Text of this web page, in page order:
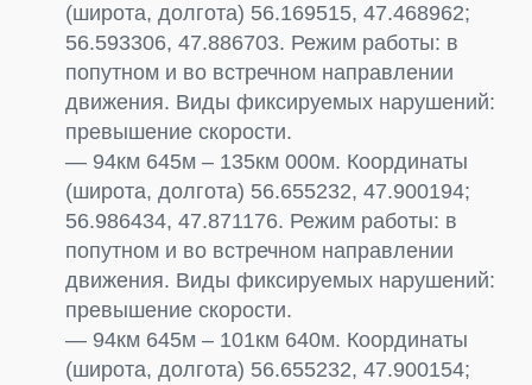
(широта, долгота) 56.169515, 47.468962;
56.593306, 47.886703. Режим работы: в
попутном и во встречном направлении
движения. Виды фиксируемых нарушений:
превышение скорости.
— 94км 645м – 135км 000м. Координаты
(широта, долгота) 56.655232, 47.900194;
56.986434, 47.871176. Режим работы: в
попутном и во встречном направлении
движения. Виды фиксируемых нарушений:
превышение скорости.
— 94км 645м – 101км 640м. Координаты
(широта, долгота) 56.655232, 47.900154;